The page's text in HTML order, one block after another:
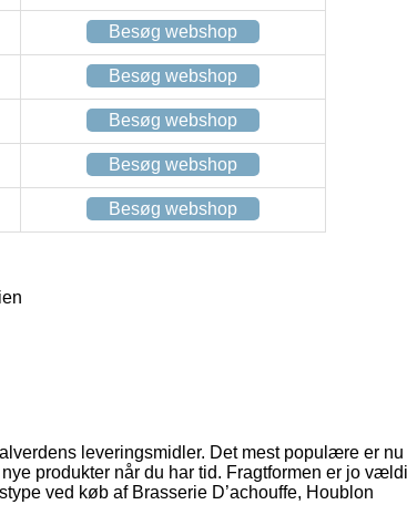
Besøg webshop
Besøg webshop
Besøg webshop
Besøg webshop
Besøg webshop
leveringsmidler. Det mest populære er nu
produkter når du har tid. Fragtformen er jo
ved køb af Brasserie D’achouffe, Houblon